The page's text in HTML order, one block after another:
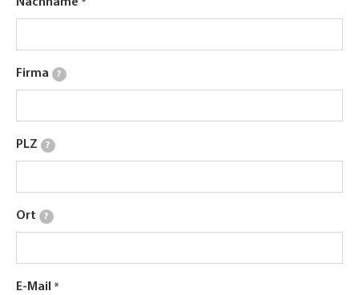
Nachname
Firma ?
PLZ ?
Ort ?
E-Mail